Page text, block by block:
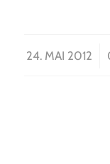
24. MAI 2012
/